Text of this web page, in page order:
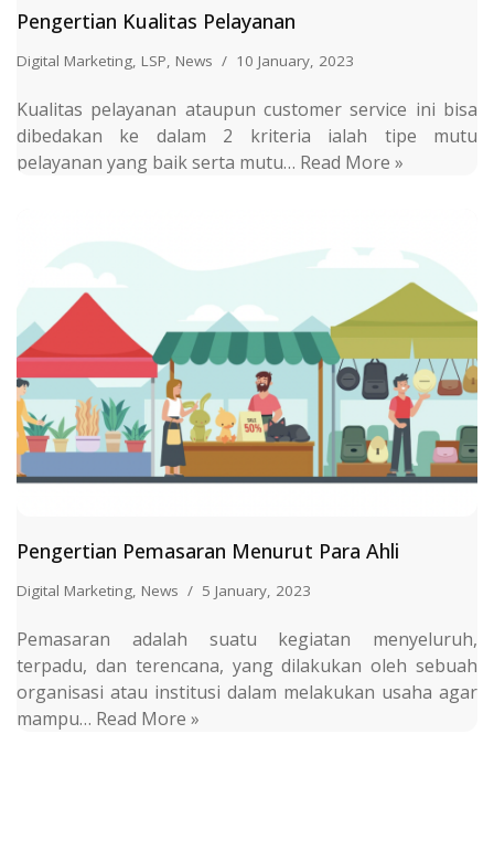
Pengertian Kualitas Pelayanan
Digital Marketing, LSP, News 10 January, 2023
Kualitas pelayanan ataupun customer service ini bisa
dibedakan ke dalam 2 kriteria ialah tipe mutu
pelayanan yang baik serta mutu… Read More »
Pengertian Pemasaran Menurut Para Ahli
Digital Marketing, News 5 January, 2023
Pemasaran adalah suatu kegiatan menyeluruh,
terpadu, dan terencana, yang dilakukan oleh sebuah
organisasi atau institusi dalam melakukan usaha agar
mampu… Read More »